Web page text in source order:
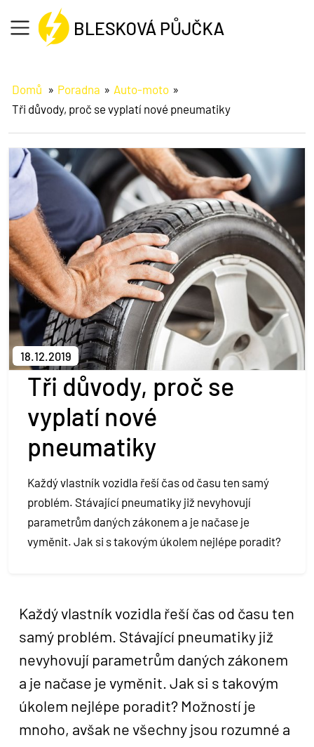
Jak na to
O půjčce
Informace
Reference
Poradna
Kontakt
Půjčit si
Domů Poradna
Auto-moto
Tři důvody, proč se vyplatí nové pneumatiky
18.12.2019
Tři důvody, proč se
vyplatí nové
pneumatiky
Každý vlastník vozidla řeší čas od času ten samý
problém. Stávající pneumatiky již nevyhovují
parametrům daných zákonem a je načase je
vyměnit. Jak si s takovým úkolem nejlépe poradit?
Každý vlastník vozidla řeší čas od času ten
samý problém. Stávající pneumatiky již
nevyhovují parametrům daných zákonem
a je načase je vyměnit. Jak si s takovým
úkolem nejlépe poradit? Možností je
mnoho, avšak ne všechny jsou rozumné a